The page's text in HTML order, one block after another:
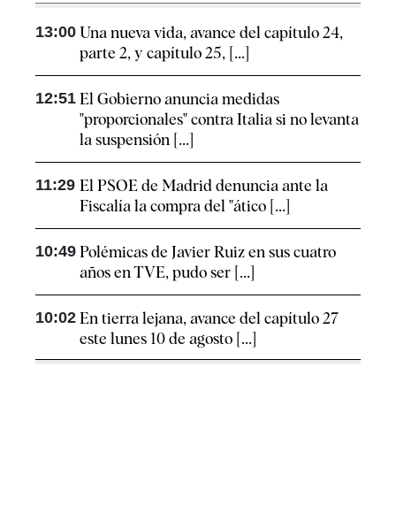
13:00 Una nueva vida, avance del capítulo 24,
parte 2, y capítulo 25, [...]
12:51 El Gobierno anuncia medidas
"proporcionales" contra Italia si no levanta
la suspensión [...]
11:29 El PSOE de Madrid denuncia ante la
Fiscalía la compra del "ático [...]
10:49 Polémicas de Javier Ruiz en sus cuatro
años en TVE, pudo ser [...]
10:02 En tierra lejana, avance del capítulo 27
este lunes 10 de agosto [...]